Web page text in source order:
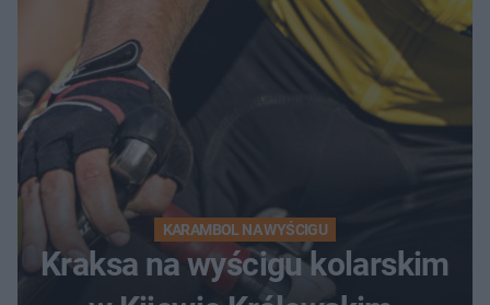
KARAMBOL NA WYŚCIGU
Kraksa na wyścigu kolarskim